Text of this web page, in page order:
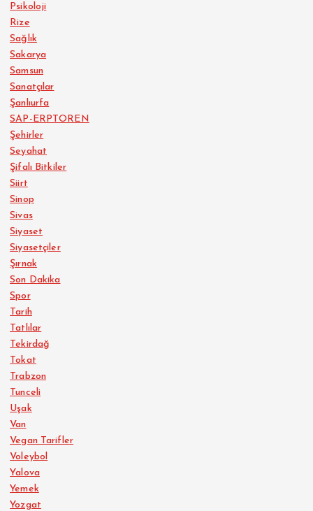
Psikoloji
Rize
Sağlık
Sakarya
Samsun
Sanatçılar
Şanlıurfa
SAP-ERPTOREN
Şehirler
Seyahat
Şifalı Bitkiler
Siirt
Sinop
Sivas
Siyaset
Siyasetçiler
Şırnak
Son Dakika
Spor
Tarih
Tatlılar
Tekirdağ
Tokat
Trabzon
Tunceli
Uşak
Van
Vegan Tarifler
Voleybol
Yalova
Yemek
Yozgat